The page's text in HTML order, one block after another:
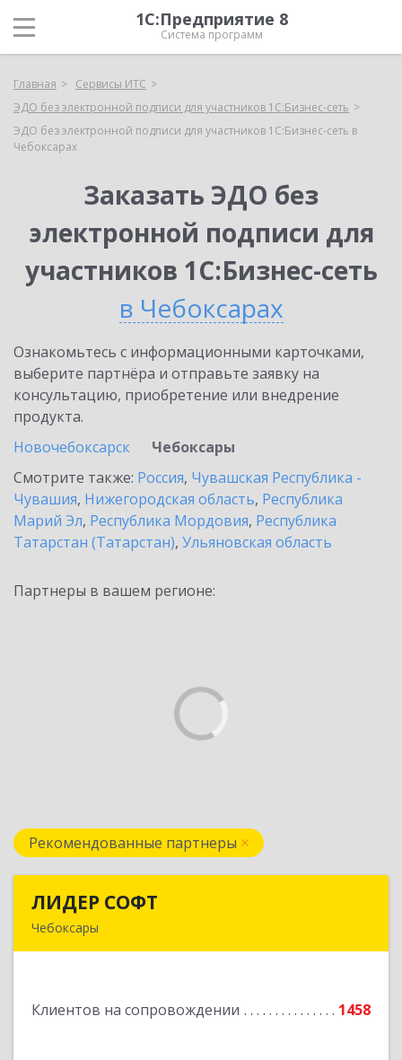
1С:Предприятие 8
Система программ
Главная
Сервисы ИТС
ЭДО без электронной подписи для участников 1С:Бизнес-сеть
ЭДО без электронной подписи для участников 1С:Бизнес-сеть в
Чебоксарах
Заказать ЭДО без
электронной подписи для
участников 1С:Бизнес-сеть
в Чебоксарах
Ознакомьтесь с информационными карточками,
выберите партнёра и отправьте заявку на
консультацию, приобретение или внедрение
продукта.
Новочебоксарск
Чебоксары
Смотрите также: Россия, Чувашская Республика -
Чувашия, Нижегородская область, Республика
Марий Эл, Республика Мордовия, Республика
Татарстан (Татарстан), Ульяновская область
Партнеры в вашем регионе:
Рекомендованные партнеры
ЛИДЕР СОФТ
Чебоксары
Клиентов на сопровождении 1458